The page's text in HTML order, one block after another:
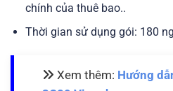
chính của thuê bao..
Thời gian sử dụng gói: 180
Xem thêm: Hướng